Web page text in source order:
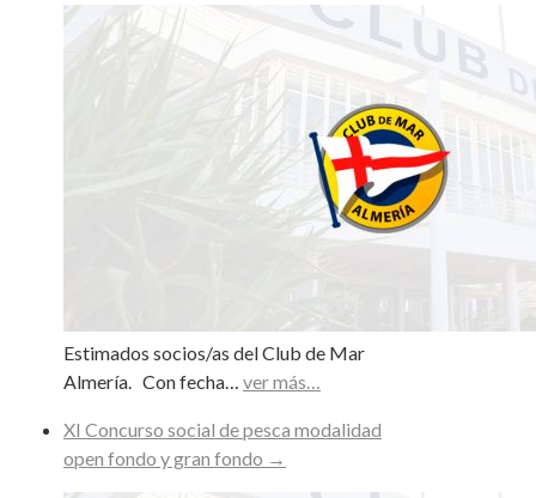
Estimados socios/as del Club de Mar
Almería. Con fecha… ver más…
XI Concurso social de pesca modalidad
open fondo y gran fondo →